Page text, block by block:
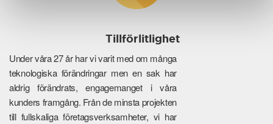
Tillförlitlighet
Under våra 27 år har vi varit med om många
teknologiska förändringar men en sak har
aldrig förändrats, engagemanget i våra
kunders framgång. Från de minsta projekten
till fullskaliga företagsverksamheter, vi har